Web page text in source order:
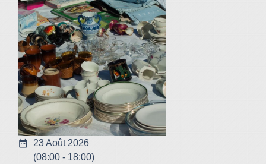
date_range
23 Août 2026
(08:00 - 18:00)